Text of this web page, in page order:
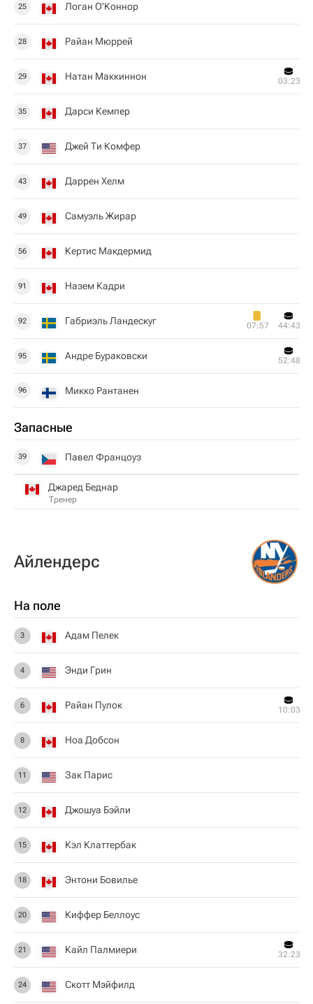
25 Логан О'Коннор
28 Райан Мюррей
29 Натан Маккиннон 03:23
35 Дарси Кемпер
37 Джей Ти Комфер
43 Даррен Хелм
49 Самуэль Жирар
56 Кертис Макдермид
91 Назем Кадри
92 Габриэль Ландескуг 07:57 44:43
95 Андре Бураковски 52:48
96 Микко Рантанен
Запасные
39 Павел Францоуз
Джаред Беднар
Тренер
Айлендерс
На поле
3 Адам Пелек
4 Энди Грин
6 Райан Пулок 10:03
8 Ноа Добсон
11 Зак Парис
12 Джошуа Бэйли
15 Кэл Клаттербак
18 Энтони Бовилье
20 Киффер Беллоус
21 Кайл Палмиери 32:23
24 Скотт Мэйфилд